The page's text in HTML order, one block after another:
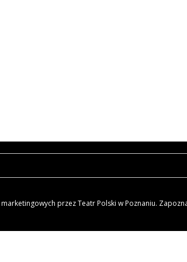
przez Teatr Polski w Poznaniu.